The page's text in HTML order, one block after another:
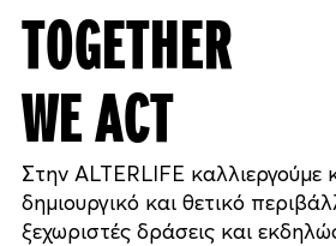
TOGETHER
WE ACT
Στην ALTERLIFE καλλιεργούμε
δημιουργικό και θετικό
ξεχωριστές δράσεις και